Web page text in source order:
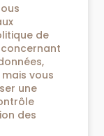
de
concernant
vous
une
des